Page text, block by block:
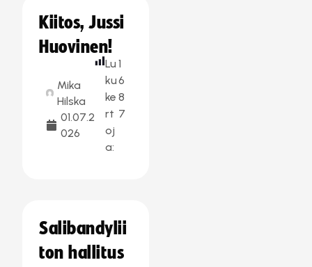
Kiitos, Jussi
Huovinen!
Mika
Hilska
01.07.2
026
Lu
ku
ke
rt
oj
a:
1
6
8
7
Salibandylii
ton hallitus